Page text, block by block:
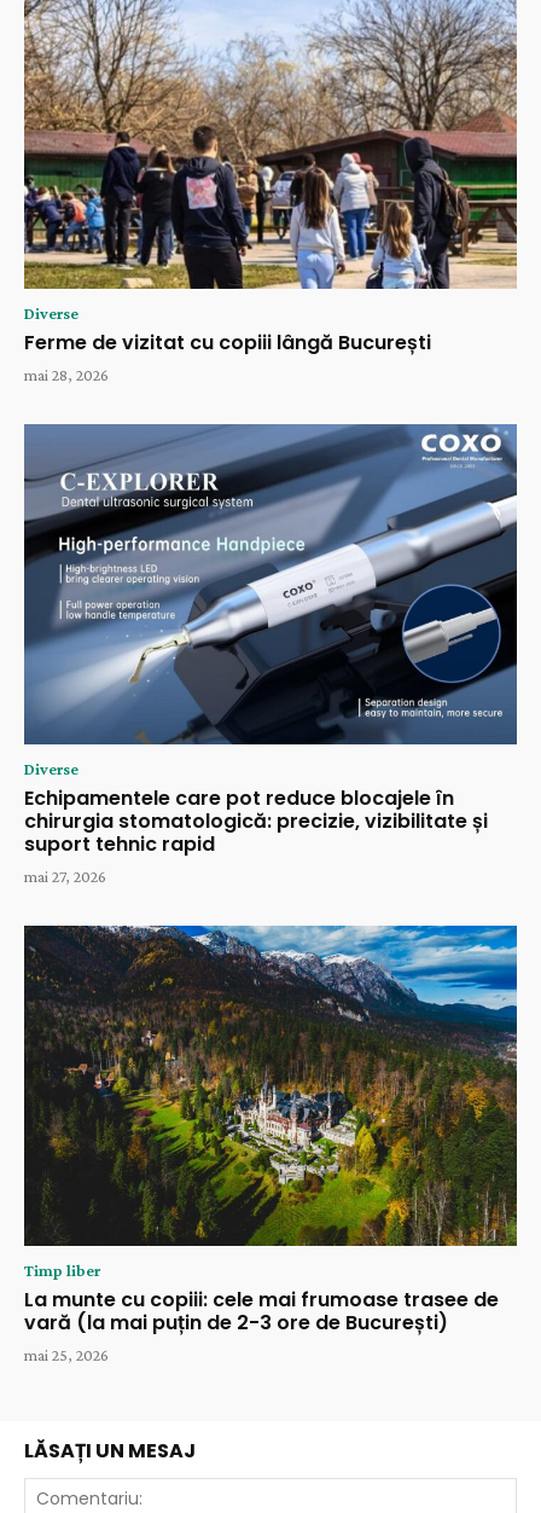
Diverse
Ferme de vizitat cu copiii lângă București
mai 28, 2026
Diverse
Echipamentele care pot reduce blocajele în
chirurgia stomatologică: precizie, vizibilitate și
suport tehnic rapid
mai 27, 2026
Timp liber
La munte cu copiii: cele mai frumoase trasee de
vară (la mai puțin de 2-3 ore de București)
mai 25, 2026
LĂSAȚI UN MESAJ